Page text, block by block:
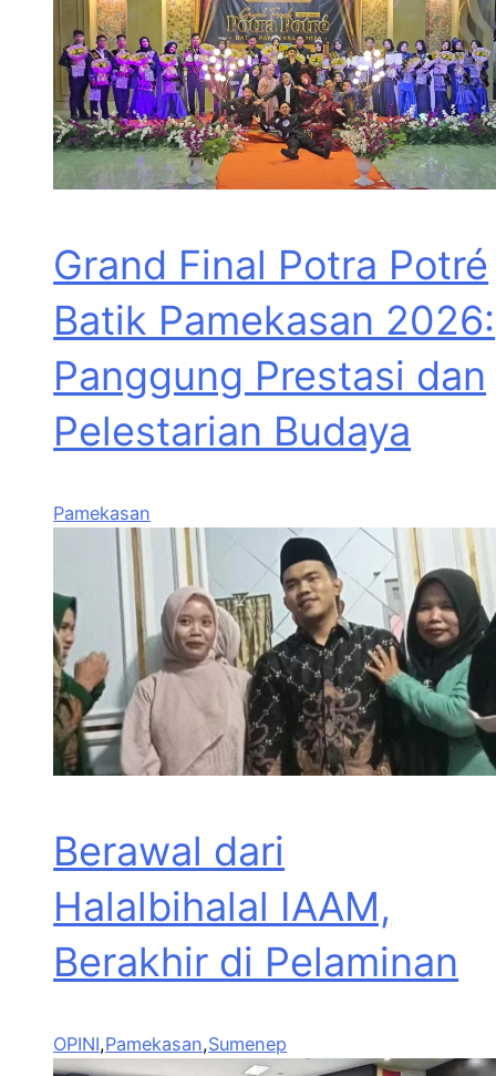
Grand Final Potra Potré
Batik Pamekasan 2026:
Panggung Prestasi dan
Pelestarian Budaya
Pamekasan
Berawal dari
Halalbihalal IAAM,
Berakhir di Pelaminan
OPINI,Pamekasan,Sumenep